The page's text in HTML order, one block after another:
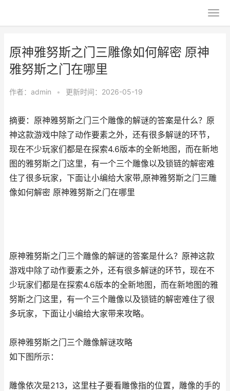
原神雅努斯之门三雕像如何解密 原神
雅努斯之门在哪里
作者： admin • 更新时间：2026-05-19
摘要：原神雅努斯之门三个雕像的解谜的答案是什么？原
神这款游戏中除了动作要素之外，还有很多解谜的环节，
现在不少玩家们都是在探索4.6版本的全新地图，而在新地
图的雅努斯之门这里，有一个三个雕像以及锁链的解密难
住了很多玩家，下面让小编给大家带,原神雅努斯之门三雕
像如何解密 原神雅努斯之门在哪里
原神雅努斯之门三个雕像的解谜的答案是什么？原神这款
游戏中除了动作要素之外，还有很多解谜的环节，现在不
少玩家们都是在探索4.6版本的全新地图，而在新地图的雅
努斯之门这里，有一个三个雕像以及锁链的解密难住了很
多玩家，下面让小编给大家带来攻略。
原神雅努斯之门三个雕像解谜攻略
如下图所示：
雕像依次是213，这里柱子要看雕像指的位置，雕像的手的